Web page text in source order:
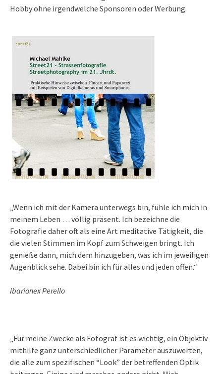
Hobby ohne irgendwelche Sponsoren oder Werbung.
„Wenn ich mit der Kamera unterwegs bin, fühle ich mich in
meinem Leben … völlig präsent. Ich bezeichne die
Fotografie daher oft als eine Art meditative Tätigkeit, die
die vielen Stimmen im Kopf zum Schweigen bringt. Ich
genieße dann, mich dem hinzugeben, was ich im jeweiligen
Augenblick sehe. Dabei bin ich für alles und jeden offen.“
Ibarionex Perello
„Für meine Zwecke als Fotograf ist es wichtig, ein Objektiv
mithilfe ganz unterschiedlicher Parameter auszuwerten,
die alle zum spezifischen “Look” der betreffenden Optik